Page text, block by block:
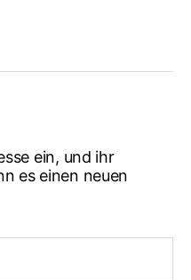
ein, und ihr
es einen neuen